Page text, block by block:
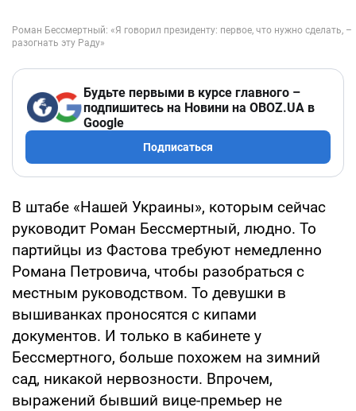
Будьте первыми в курсе главного –
подпишитесь на Новини на OBOZ.UA в
Google
Подписаться
В штабе «Нашей Украины», которым сейчас
руководит Роман Бессмертный, людно. То
партийцы из Фастова требуют немедленно
Романа Петровича, чтобы разобраться с
местным руководством. То девушки в
вышиванках проносятся с кипами
документов. И только в кабинете у
Бессмертного, больше похожем на зимний
сад, никакой нервозности. Впрочем,
выражений бывший вице-премьер не